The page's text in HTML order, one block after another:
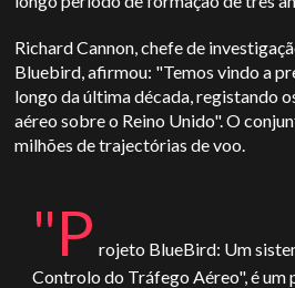
Richard Cannon, chefe de
Bluebird, afirmou: "Temos vindo a
longo da última década, registando
aéreo sobre o Reino Unido". O
milhões de trajectórias de voo.
"P rojeto BlueBird: Um
Controlo do Tráfego Aéreo", é um